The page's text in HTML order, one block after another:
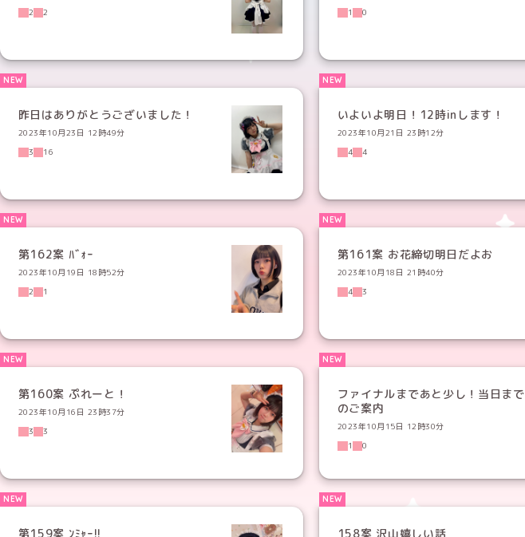
2
2
1
0
昨日はありがとうございました！
2023年10月23日 12時49分
3
16
いよいよ明日！12時inします！
2023年10月21日 23時12分
4
4
第162案 ﾊﾞｫｰ
2023年10月19日 18時52分
2
1
第161案 お花締切明日だよお
2023年10月18日 21時40分
4
3
第160案 ぷれーと！
2023年10月16日 23時37分
3
3
ファイナルまであと少し！当日まで
のご案内
2023年10月15日 12時30分
1
0
第159案 ﾝﾐｬｰ!! 158案 沢山嬉しい話